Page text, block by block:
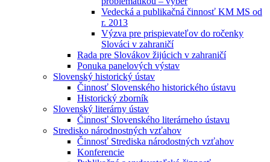
Vedecká a publikačná činnosť KM MS od
r. 2013
Výzva pre prispievateľov do ročenky
Slováci v zahraničí
Rada pre Slovákov žijúcich v zahraničí
Ponuka panelových výstav
Slovenský historický ústav
Činnosť Slovenského historického ústavu
Historický zborník
Slovenský literárny ústav
Činnosť Slovenského literárneho ústavu
Stredisko národnostných vzťahov
Činnosť Strediska národostných vzťahov
Konferencie